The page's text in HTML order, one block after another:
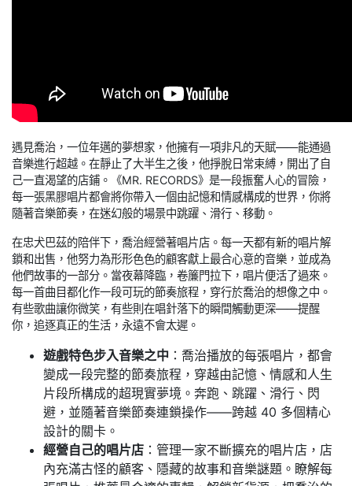
遇見喬治，一位年邁的夢想家，他擁有一項非凡的天賦——能通過
音樂進行超越。在靜止了大半生之後，他掙脫日常束縛，開出了自
己一直渴望的店鋪。《MR. RECORDS》是一段振奮人心的冒險，
每一張黑膠唱片都會將你帶入一個由記憶和情感構成的世界，你將
隨著音樂節奏，在迷幻般的場景中跳躍、滑行、移動。
在忠犬巴茲的陪伴下，喬治經營著唱片店。每一天都有新的唱片解
鎖和出售，他努力為形形色色的顧客獻上最合心意的音樂，並成為
他們故事的一部分。當夜幕降臨，卷簾門拉下，唱片便活了過來。
每一首曲目都化作一段可玩的節奏旅程，穿行於喬治的想像之中。
有些歌曲讓你微笑，有些則在唱針落下的瞬間觸動更深——提醒
你，追逐真正的生活，永遠不會太遲。
遊戲特色步入音樂之中 ：喬治播放的每張唱片，都會
變成一段完整的節奏旅程，穿越由記憶、情感和人生
片段所構成的超現實夢境。奔跑、跳躍、滑行、閃
避，並隨著音樂節奏連鎖操作——跨越 40 多個精心
設計的關卡。
經營自己的唱片店 ：管理一家不斷擴充的唱片店，店
內充滿古怪的顧客、隱藏的故事和音樂謎題。瞭解每